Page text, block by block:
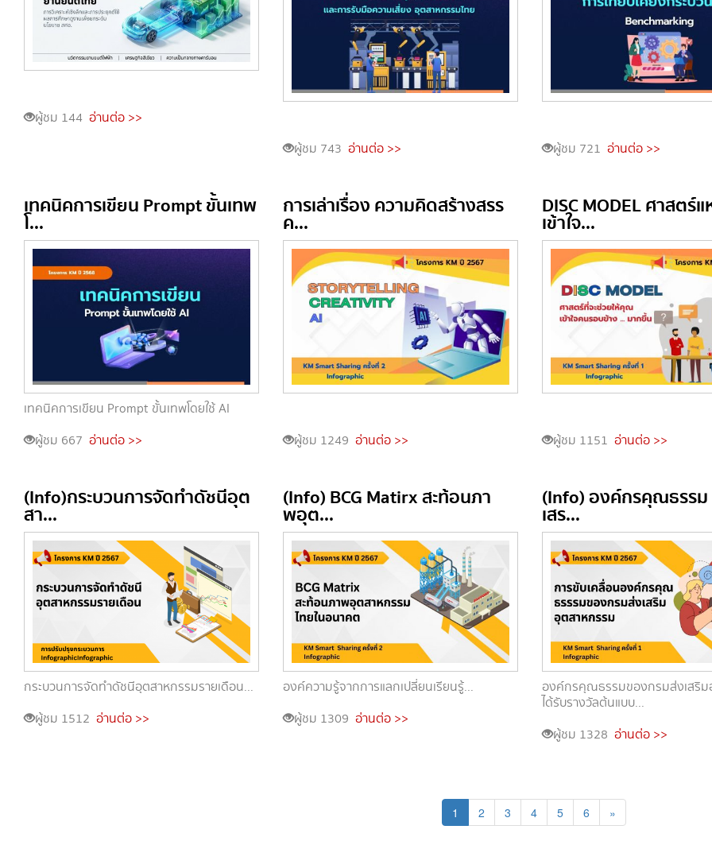
ผู้ชม 144 อ่านต่อ >>
ผู้ชม 743 อ่านต่อ >> ผู้ชม 721 อ่านต่อ >>
เทคนิคการเขียน Prompt ขั้นเทพ
โ...
เทคนิคการเขียน Prompt ขั้นเทพโดยใช้ AI
ผู้ชม 667 อ่านต่อ >>
การเล่าเรื่อง ความคิดสร้างสรร
ค...
ผู้ชม 1249 อ่านต่อ >>
DISC MODEL ศาสตร์
เข้าใจ...
ผู้ชม 1151 อ่านต่อ >>
(Info)กระบวนการจัดทำดัชนีอุต
สา...
กระบวนการจัดทำดัชนีอุตสาหกรรมรายเดือน...
ผู้ชม 1512 อ่านต่อ >>
(Info) BCG Matirx สะท้อนภา
พอุต...
องค์ความรู้จากการแลกเปลี่ยนเรียนรู้...
ผู้ชม 1309 อ่านต่อ >>
(Info) องค์กรคุณธรร
เสร...
องค์กรคุณธรรมของกรมส่งเสริ
ได้รับรางวัลต้นแบบ...
ผู้ชม 1328 อ่านต่อ >>
1 2 3 4 5 6 »